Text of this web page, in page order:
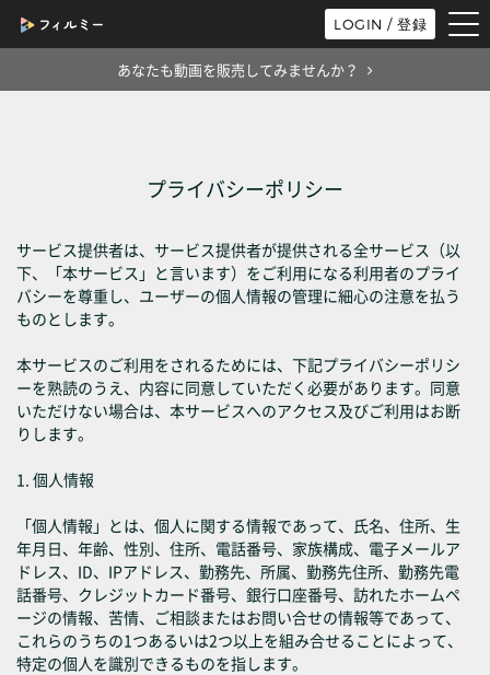
LOGIN / 登録
あなたも動画を販売してみませんか？
プライバシーポリシー
サービス提供者は、サービス提供者が提供される全サービス（以
下、「本サービス」と言います）をご利用になる利用者のプライ
バシーを尊重し、ユーザーの個人情報の管理に細心の注意を払う
ものとします。
本サービスのご利用をされるためには、下記プライバシーポリシ
ーを熟読のうえ、内容に同意していただく必要があります。同意
いただけない場合は、本サービスへのアクセス及びご利用はお断
りします。
1. 個人情報
「個人情報」とは、個人に関する情報であって、氏名、住所、生
年月日、年齢、性別、住所、電話番号、家族構成、電子メールア
ドレス、ID、IPアドレス、勤務先、所属、勤務先住所、勤務先電
話番号、クレジットカード番号、銀行口座番号、訪れたホームペ
ージの情報、苦情、ご相談またはお問い合せの情報等であって、
これらのうちの1つあるいは2つ以上を組み合せることによって、
特定の個人を識別できるものを指します。